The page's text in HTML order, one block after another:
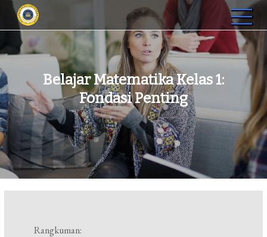
Skip
contentSTIP Graha Karya Muara
Bulian
Membangun SDM Profesional di Jambi
Belajar Matematika Kelas 1:
Fondasi Penting
Rangkuman: